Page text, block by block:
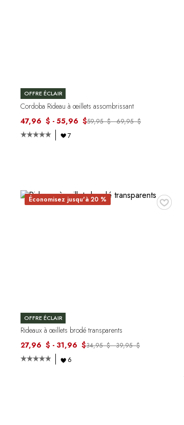
OFFRE ÉCLAIR
Cordoba Rideau à œillets assombrissant
47,96 $ - 55,96 $59,95 $ - 69,95 $
7
♥
Économisez jusqu'à 20 %
OFFRE ÉCLAIR
Rideaux à œillets brodé transparents
27,96 $ - 31,96 $34,95 $ - 39,95 $
6